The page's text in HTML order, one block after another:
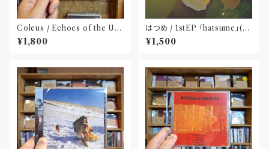
Coleus / Echoes of the Uns
een(CD)
¥1,800
はつめ / 1stEP 「hatsume」(C
D)〝東京〟
¥1,500